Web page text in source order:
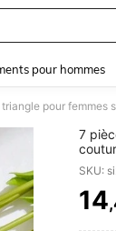
pour hommes
pour femmes
7
SKU:
14